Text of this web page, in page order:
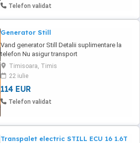
Telefon validat
Generator Still
Vand generator Still Detalii suplimentare la
telefon Nu asigur transport
Timisoara, Timis
22 iulie
114 EUR
Telefon validat
Transpalet electric STILL ECU 16 1.6T